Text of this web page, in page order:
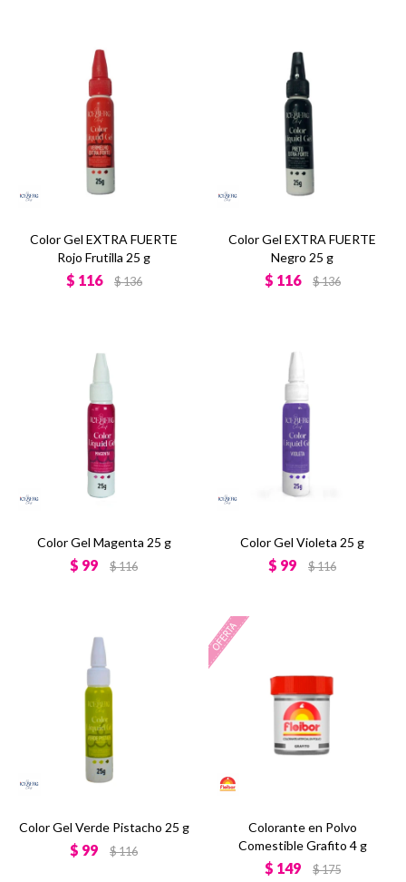
Color Gel EXTRA FUERTE
Rojo Frutilla 25 g
$ 116 $136
Color Gel EXTRA FUERTE
Negro 25 g
$ 116 $136
Color Gel Magenta 25 g
$ 99 $116
Color Gel Violeta 25 g
$ 99 $116
Color Gel Verde Pistacho 25 g
$ 99 $116
Colorante en Polvo
Comestible Grafito 4 g
$ 149 $175